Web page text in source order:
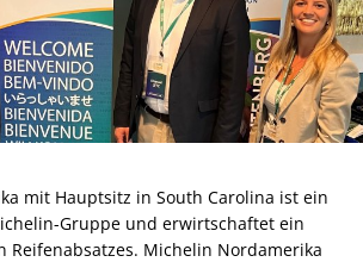
mit Hauptsitz in South Carolina ist ein
Gruppe und erwirtschaftet ein
Reifenabsatzes. Michelin Nordamerika